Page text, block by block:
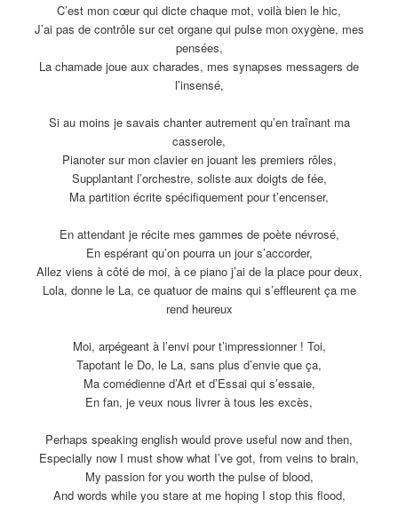
C’est mon cœur qui dicte chaque mot, voilà bien le hic,
J’ai pas de contrôle sur cet organe qui pulse mon oxygène, mes
pensées,
La chamade joue aux charades, mes synapses messagers de
l’insensé,
Si au moins je savais chanter autrement qu’en traînant ma
casserole,
Pianoter sur mon clavier en jouant les premiers rôles,
Supplantant l’orchestre, soliste aux doigts de fée,
Ma partition écrite spécifiquement pour t’encenser,
En attendant je récite mes gammes de poète névrosé,
En espérant qu’on pourra un jour s’accorder,
Allez viens à côté de moi, à ce piano j’ai de la place pour deux,
Lola, donne le La, ce quatuor de mains qui s’effleurent ça me
rend heureux
Moi, arpégeant à l’envi pour t’impressionner ! Toi,
Tapotant le Do, le La, sans plus d’envie que ça,
Ma comédienne d’Art et d’Essai qui s’essaie,
En fan, je veux nous livrer à tous les excès,
Perhaps speaking english would prove useful now and then,
Especially now I must show what I’ve got, from veins to brain,
My passion for you worth the pulse of blood,
And words while you stare at me hoping I stop this flood,